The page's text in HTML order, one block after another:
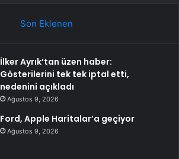
Son Eklenen
İlker Ayrık’tan üzen haber:
Gösterilerini tek tek iptal etti,
nedenini açıkladı
Ağustos 9, 2026
Ford, Apple Haritalar’a geçiyor
Ağustos 9, 2026